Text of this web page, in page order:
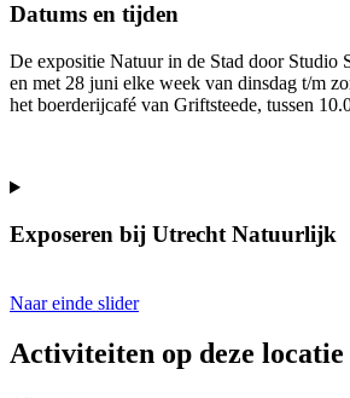
Datums en tijden
De expositie Natuur in de Stad door Studio
en met 28 juni elke week van dinsdag t/m
het boerderijcafé van Griftsteede, tussen
Exposeren bij Utrecht Natuurlijk
Naar einde slider
Activiteiten op deze locatie